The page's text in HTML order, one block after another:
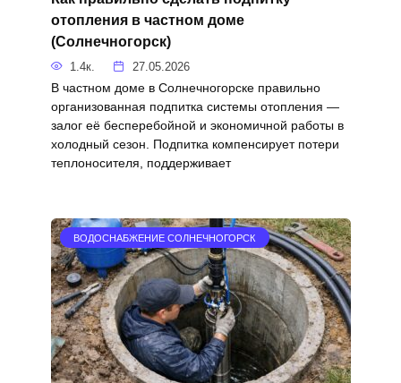
отопления в частном доме
(Солнечногорск)
1.4к. 27.05.2026
В частном доме в Солнечногорске правильно
организованная подпитка системы отопления —
залог её бесперебойной и экономичной работы в
холодный сезон. Подпитка компенсирует потери
теплоносителя, поддерживает
ВОДОСНАБЖЕНИЕ СОЛНЕЧНОГОРСК